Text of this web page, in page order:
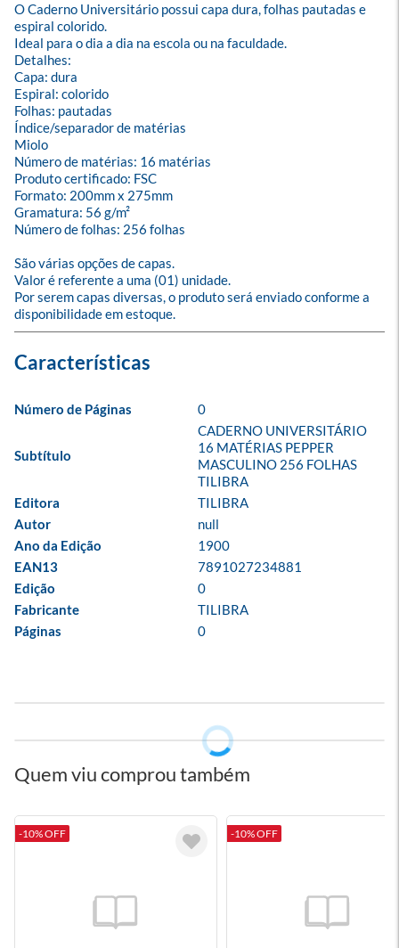
O Caderno Universitário possui capa dura, folhas pautadas e
espiral colorido.
Ideal para o dia a dia na escola ou na faculdade.
Detalhes:
Capa: dura
Espiral: colorido
Folhas: pautadas
Índice/separador de matérias
Miolo
Número de matérias: 16 matérias
Produto certificado: FSC
Formato: 200mm x 275mm
Gramatura: 56 g/m²
Número de folhas: 256 folhas
São várias opções de capas.
Valor é referente a uma (01) unidade.
Por serem capas diversas, o produto será enviado conforme a
disponibilidade em estoque.
Número de Páginas 0
Subtítulo
CADERNO UNIVERSITÁRIO
16 MATÉRIAS PEPPER
MASCULINO 256 FOLHAS
TILIBRA
Editora
TILIBRA
Autor
null
Ano da Edição
1900
EAN13
7891027234881
Edição
0
Fabricante
TILIBRA
Páginas
0
Quem viu comprou também
-10% OFF -10% OFF